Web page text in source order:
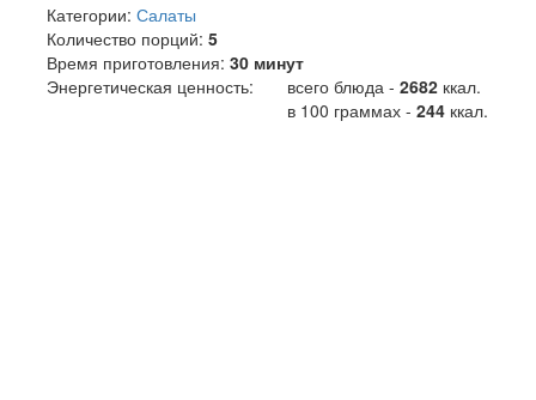
Категории: Салаты
Количество порций: 5
Время приготовления: 30 минут
Энергетическая ценность:
всего блюда - 2682 ккал.
в 100 граммах - 244 ккал.